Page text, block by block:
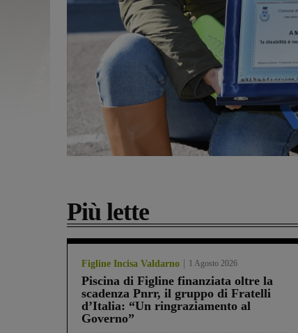
Più lette
Figline Incisa Valdarno 1 Agosto 2026
Piscina di Figline finanziata oltre la
scadenza Pnrr, il gruppo di Fratelli
d’Italia: “Un ringraziamento al
Governo”